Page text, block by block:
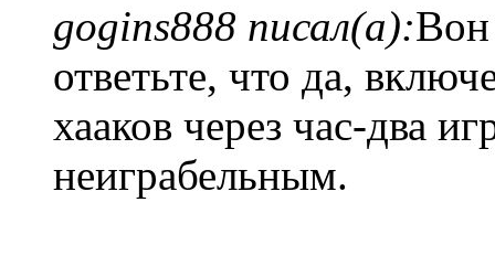
gogins888 писал(а):Вон
ответьте, что да,
хааков через час-два
неиграбельным.